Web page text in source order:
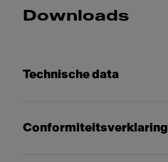
Downloads
Technische data
Conformiteitsverklaring